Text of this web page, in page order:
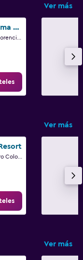
Ver más
Grand Hotel Panama Firenze
Ver más
Ver más